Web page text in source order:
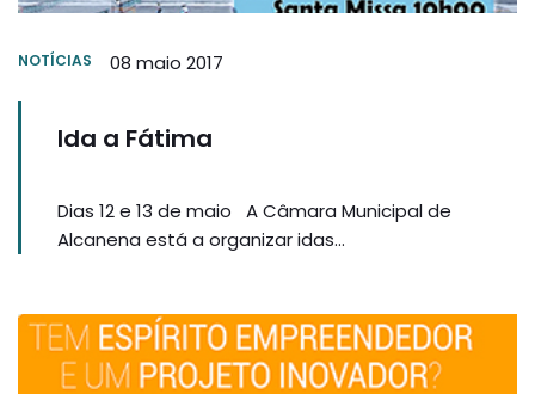
NOTÍCIAS 08 maio 2017
Ida a Fátima
Dias 12 e 13 de maio A Câmara Municipal de
Alcanena está a organizar idas...